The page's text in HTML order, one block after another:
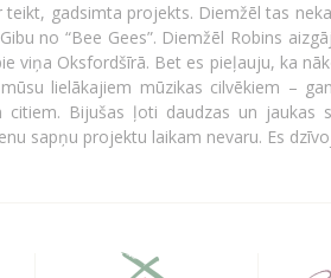
gadsimta projekts. Diemžēl tas
no “Bee Gees”. Diemžēl Robins
viņa Oksfordšīrā. Bet es pieļauju, ka
lielākajiem mūzikas cilvēkiem –
citiem. Bijušas ļoti daudzas un jaukas
sapņu projektu laikam nevaru. Es